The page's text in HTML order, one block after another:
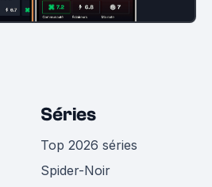
Séries
Top 2026 séries
Spider-Noir